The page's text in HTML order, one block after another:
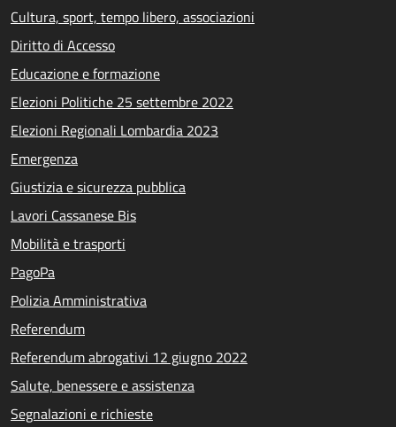
Cultura, sport, tempo libero, associazioni
Diritto di Accesso
Educazione e formazione
Elezioni Politiche 25 settembre 2022
Elezioni Regionali Lombardia 2023
Emergenza
Giustizia e sicurezza pubblica
Lavori Cassanese Bis
Mobilità e trasporti
PagoPa
Polizia Amministrativa
Referendum
Referendum abrogativi 12 giugno 2022
Salute, benessere e assistenza
Segnalazioni e richieste